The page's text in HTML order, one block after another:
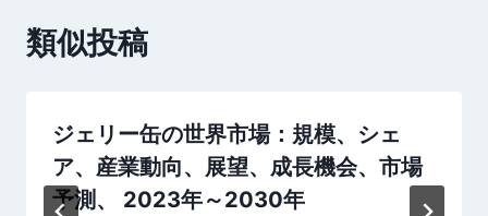
シ
ョ
類似投稿
ジェリー缶の世界市場：規模、シェ
ア、産業動向、展望、成長機会、市場
予測、 2023年～2030年